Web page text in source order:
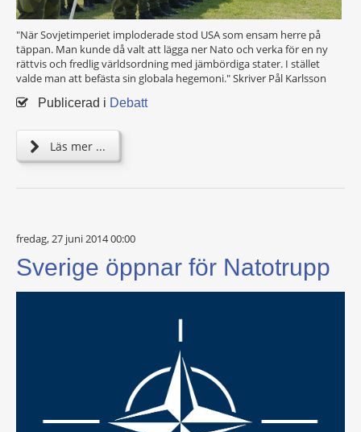
"När Sovjetimperiet imploderade stod USA som ensam herre på
täppan. Man kunde då valt att lägga ner Nato och verka för en ny
rättvis och fredlig­ världsordning med jämbördiga stater. I stället
valde man att befästa sin globala hegemoni." Skriver Pål Karlsson
Publicerad i Debatt
Läs mer ...
fredag, 27 juni 2014 00:00
Sverige öppnar för Natotrupp